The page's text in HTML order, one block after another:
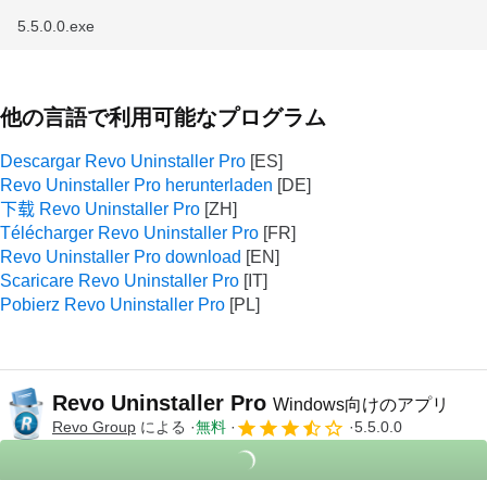
5.5.0.0.exe
他の言語で利用可能なプログラム
Descargar Revo Uninstaller Pro
Revo Uninstaller Pro herunterladen
下载 Revo Uninstaller Pro
Télécharger Revo Uninstaller Pro
Revo Uninstaller Pro download
Scaricare Revo Uninstaller Pro
Pobierz Revo Uninstaller Pro
Revo Uninstaller Pro Windows向けのアプリ
Revo Group による 無料 5.5.0.0